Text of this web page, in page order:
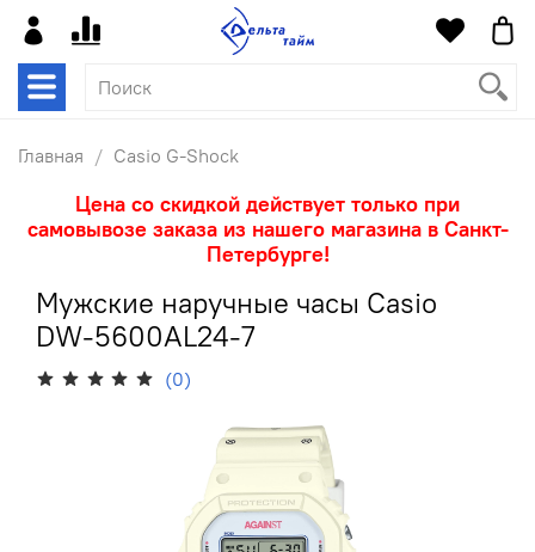
Главная Casio G-Shock
Цена со скидкой действует только при
самовывозе заказа из нашего магазина в Санкт-
Петербурге!
Мужские наручные часы Casio
DW-5600AL24-7
(0)